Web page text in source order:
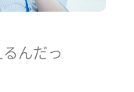
んだっ